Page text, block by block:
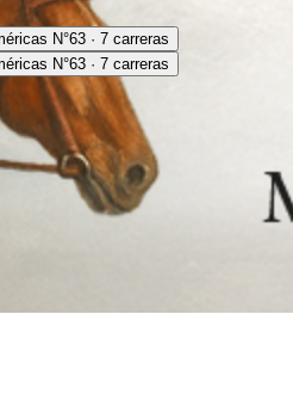
N°63 · 7 carreras
N°63 · 7 carreras